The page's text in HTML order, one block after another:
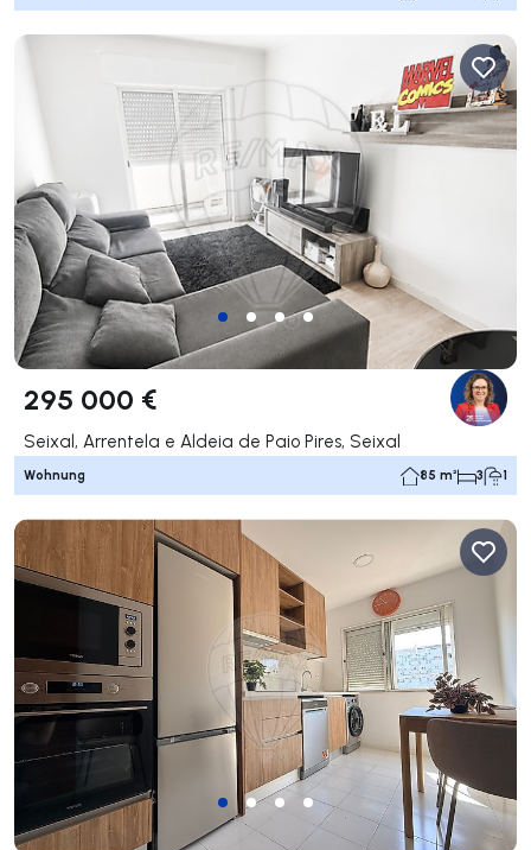
295 000 €
Seixal, Arrentela e Aldeia de Paio Pires, Seixal
Wohnung 85 m² 3 1